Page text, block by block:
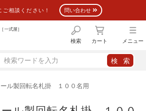
ご相談ください！ 問い合わせ
一式屋］
検索 カート メニュー
ル製回転名札掛 １００名用